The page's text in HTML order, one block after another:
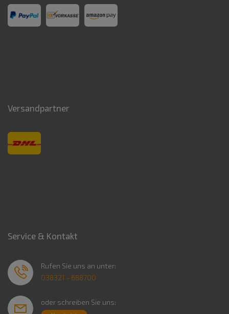
Versandpartner
Service & Kontakt
Rufen Sie uns an unter:
038321 - 688700
oder schreiben Sie uns: